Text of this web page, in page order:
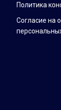
Политика
Согласие на